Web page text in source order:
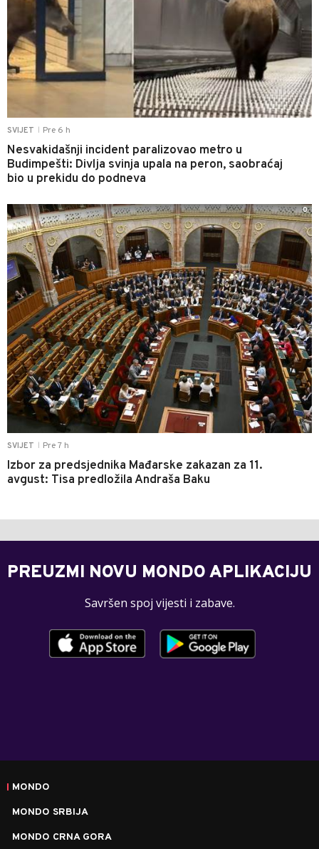
SVIJET Pre 6 h
Nesvakidašnji incident paralizovao metro u
Budimpešti: Divlja svinja upala na peron, saobraćaj
bio u prekidu do podneva
SVIJET Pre 7 h
Izbor za predsjednika Mađarske zakazan za 11.
avgust: Tisa predložila Andraša Baku
0
PREUZMI NOVU MONDO APLIKACIJU
Savršen spoj vijesti i zabave.
MONDO
MONDO SRBIJA
MONDO CRNA GORA